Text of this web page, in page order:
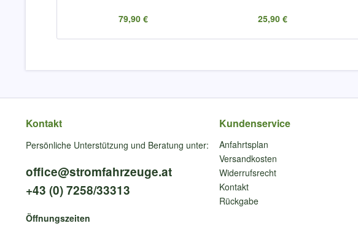
79,90 € 25,90 €
Kontakt
Persönliche Unterstützung und Beratung unter:
office@stromfahrzeuge.at
+43 (0) 7258/33313
Öffnungszeiten
Kundenservice
Anfahrtsplan
Versandkosten
Widerrufsrecht
Kontakt
Rückgabe